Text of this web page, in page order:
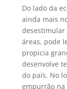
Do lado da
ainda mais
desestimular
áreas, pode
propicia
desenvolve
do país. No
empurrão na